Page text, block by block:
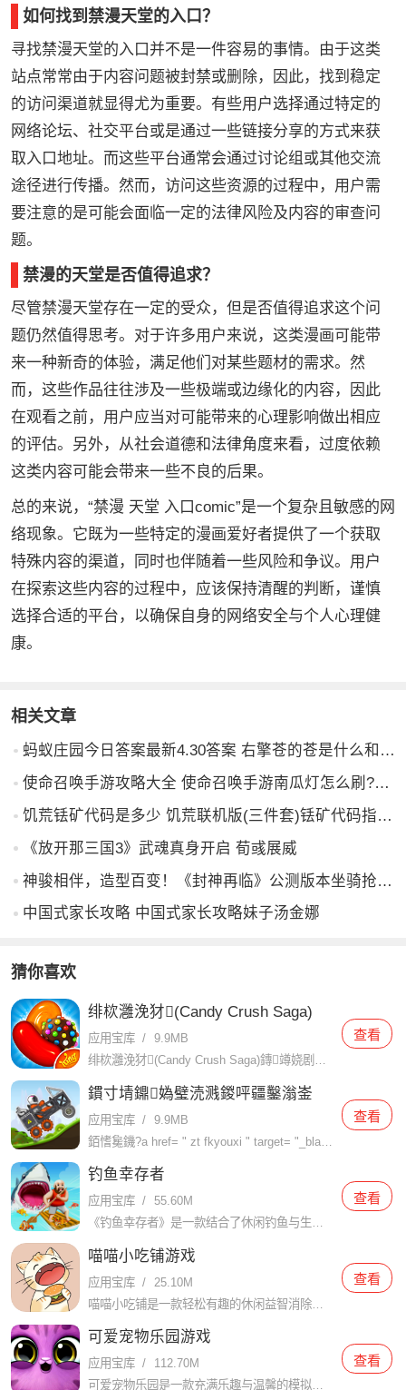
如何找到禁漫天堂的入口？
寻找禁漫天堂的入口并不是一件容易的事情。由于这类
站点常常由于内容问题被封禁或删除，因此，找到稳定
的访问渠道就显得尤为重要。有些用户选择通过特定的
网络论坛、社交平台或是通过一些链接分享的方式来获
取入口地址。而这些平台通常会通过讨论组或其他交流
途径进行传播。然而，访问这些资源的过程中，用户需
要注意的是可能会面临一定的法律风险及内容的审查问
题。
禁漫的天堂是否值得追求？
尽管禁漫天堂存在一定的受众，但是否值得追求这个问
题仍然值得思考。对于许多用户来说，这类漫画可能带
来一种新奇的体验，满足他们对某些题材的需求。然
而，这些作品往往涉及一些极端或边缘化的内容，因此
在观看之前，用户应当对可能带来的心理影响做出相应
的评估。另外，从社会道德和法律角度来看，过度依赖
这类内容可能会带来一些不良的后果。
总的来说，“禁漫 天堂 入口comic”是一个复杂且敏感的网
络现象。它既为一些特定的漫画爱好者提供了一个获取
特殊内容的渠道，同时也伴随着一些风险和争议。用户
在探索这些内容的过程中，应该保持清醒的判断，谨慎
选择合适的平台，以确保自身的网络安全与个人心理健
康。
相关文章
蚂蚁庄园今日答案最新4.30答案 右擎苍的苍是什么和鉴别黑米
使命召唤手游攻略大全 使命召唤手游南瓜灯怎么刷?南瓜头快速获取攻略
饥荒铥矿代码是多少 饥荒联机版(三件套)铥矿代码指令是多少
《放开那三国3》武魂真身开启 荀彧展威
神骏相伴，造型百变！《封神再临》公测版本坐骑抢先看
中国式家长攻略 中国式家长攻略妹子汤金娜
猜你喜欢
绯栨灉浼犲(Candy Crush Saga)
应用宝库 / 9.9MB
绯栨灉浼犲(Candy Crush Saga)鏄竴娆剧敱鐟炲吀娓告垙鍘傚晢King寮€鍙戠殑浼戦棽鐩婃櫤绫?a href= " zt iOSxxl " target= "_blank ">娑堥櫎娓告垙銆
查看
鏆寸埥鐤媯璧涜溅鍐呯疆鑿滃崟
应用宝库 / 9.9MB
銆愭毚鐖?a href= " zt fkyouxi " target= "_blank ">鐤媯璧涜溅鍐呯疆鑿滃崟绠€浠嬨€? h3> 鏆寸埥鐤媯璧涜溅鍐呯疆鑿滃崟鏄竴娆惧厖婊?a href= " zt
查看
钓鱼幸存者
应用宝库 / 55.60M
《钓鱼幸存者》是一款结合了休闲钓鱼与生存冒险元素的创新游戏。玩家将扮演一名孤独的钓鱼爱好者，在未知的海域中展开一场充满挑战与惊喜的生存之旅。通过钓鱼获取资源，制作工具，建造避难所，与恶劣的自然环境抗争
查看
喵喵小吃铺游戏
应用宝库 /
25.10M
喵喵小吃铺是一款轻松有趣的休闲益智消除游戏，结合了经典的三消规则和模拟经营元素。玩家将扮演一位小吃店的猫猫店长，通过消除相同的食物图案来完成关卡任务，赚取收入并扩大自己的店面。游戏采用清新卡通的画面风
查看
可爱宠物乐园游戏
应用宝库 /
112.70M
可爱宠物乐园是一款充满乐趣与温馨的模拟经营游戏。在这个游戏中，玩家将扮演一位宠物乐园的主人，负责照顾、训练和培育各种可爱的宠物，同时经营并扩展自己的宠物乐园，吸引更多的游客前来参观和互动。【可爱宠物乐
查看